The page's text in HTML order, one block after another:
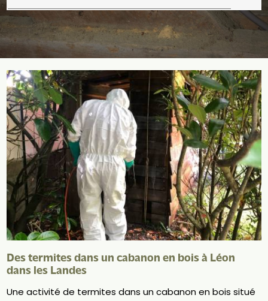
Des termites dans un cabanon en bois à Léon
dans les Landes
Une activité de termites dans un cabanon en bois situé